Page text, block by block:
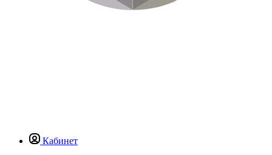
Кабинет